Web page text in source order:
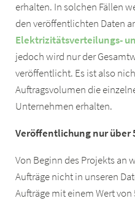
erhalten. In solchen Fällen
den veröffentlichten Daten
Elektrizitätsverteilungs-
jedoch wird nur der
veröffentlicht. Es ist also
Auftragsvolumen die
Unternehmen erhalten.
Veröffentlichung nur über
Von Beginn des Projekts an
Aufträge nicht in unseren
Aufträge mit einem Wert